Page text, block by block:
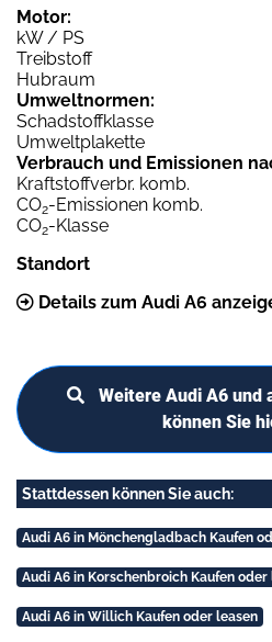
Motor:
kW / PS
Treibstoff
Hubraum
Umweltnormen:
Schadstoffklasse
Umweltplakette
Verbrauch und Emissionen
Kraftstoffverbr. komb.
CO2-Emissionen komb.
CO2-Klasse
Standort
Details zum Audi A6
Weitere Audi A6 und
können Sie
Stattdessen können Sie auch:
Audi A6 in Mönchengladbach Kaufen
Audi A6 in Korschenbroich Kaufen oder
Audi A6 in Willich Kaufen oder leasen